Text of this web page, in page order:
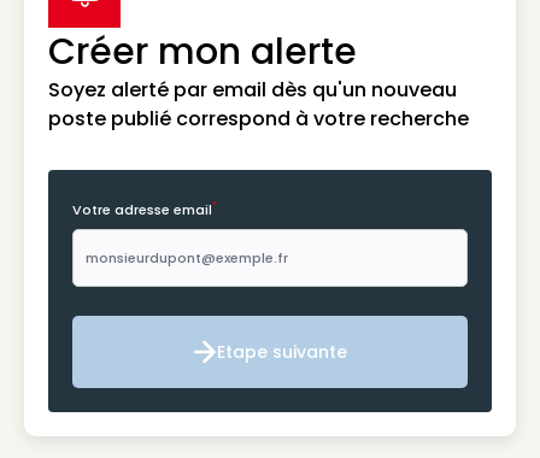
Créer mon alerte
Soyez alerté par email dès qu'un nouveau
poste publié correspond à votre recherche
Votre adresse email*
Etape suivante
Etape suivante